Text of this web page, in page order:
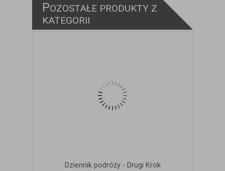
POZOSTAŁE PRODUKTY Z
KATEGORII
Dziennik podróży - Drugi Krok